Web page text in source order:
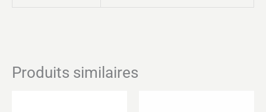
Produits similaires